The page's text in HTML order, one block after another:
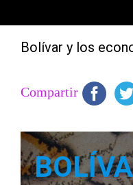
Bolívar y los
Compartir